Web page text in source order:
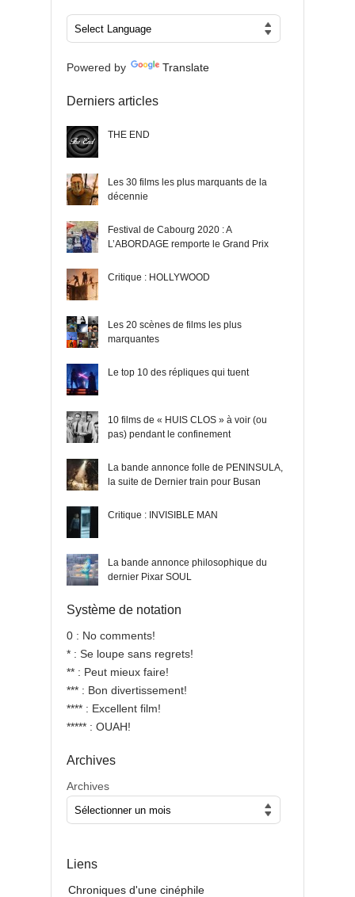
Powered by Translate
Derniers articles
THE END
Les 30 films les plus marquants de la
décennie
Festival de Cabourg 2020 : A
L’ABORDAGE remporte le Grand Prix
Critique : HOLLYWOOD
Les 20 scènes de films les plus
marquantes
Le top 10 des répliques qui tuent
10 films de « HUIS CLOS » à voir (ou
pas) pendant le confinement
La bande annonce folle de PENINSULA,
la suite de Dernier train pour Busan
Critique : INVISIBLE MAN
La bande annonce philosophique du
dernier Pixar SOUL
Système de notation
0 : No comments!
* : Se loupe sans regrets!
** : Peut mieux faire!
*** : Bon divertissement!
**** : Excellent film!
***** : OUAH!
Archives
Archives
Liens
Chroniques d'une cinéphile